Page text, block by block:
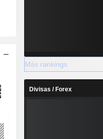
Más rankings
Divisas / Forex